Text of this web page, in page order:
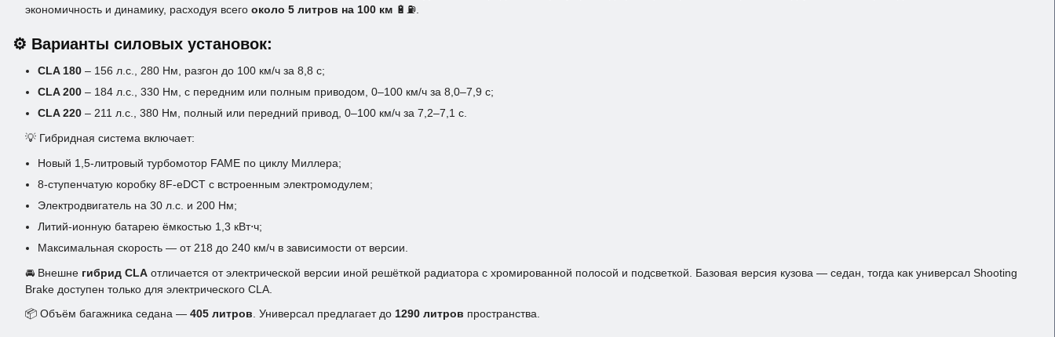
экономичность и динамику, расходуя всего около 5 литров на 100 км 🔋⛽.
⚙️ Варианты силовых установок:
CLA 180 – 156 л.с., 280 Нм, разгон до 100 км/ч за 8,8 с;
CLA 200 – 184 л.с., 330 Нм, с передним или полным приводом, 0–100 км/ч за 8,0–7,9 с;
CLA 220 – 211 л.с., 380 Нм, полный или передний привод, 0–100 км/ч за 7,2–7,1 с.
💡 Гибридная система включает:
Новый 1,5-литровый турбомотор FAME по циклу Миллера;
8-ступенчатую коробку 8F-eDCT с встроенным электромодулем;
Электродвигатель на 30 л.с. и 200 Нм;
Литий-ионную батарею ёмкостью 1,3 кВт⋅ч;
Максимальная скорость — от 218 до 240 км/ч в зависимости от версии.
🚘 Внешне гибрид CLA отличается от электрической версии иной решёткой радиатора с хромированной полосой и подсветкой. Базовая версия кузова — седан, тогда как универсал Shooting
Brake доступен только для электрического CLA.
📦 Объём багажника седана — 405 литров . Универсал предлагает до 1290 литров пространства.